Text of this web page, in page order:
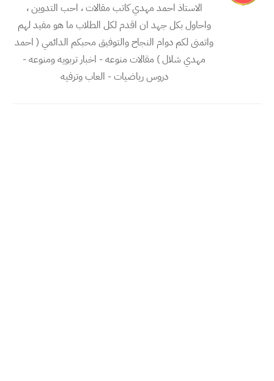
الاستاذ احمد مهدي كاتب مقالات ، احب التدوين ،
واحاول بكل جهد ان اقدم لكل الطلاب ما هو مفيد لهم
واتمنى لكم دوام النجاح والتوفيق محبكم الدائمي ( احمد
مهدي شلال ) مقالات منوعه - اخبار تربويه ومنوعه -
دروس رياضيات - العاب وترفيه